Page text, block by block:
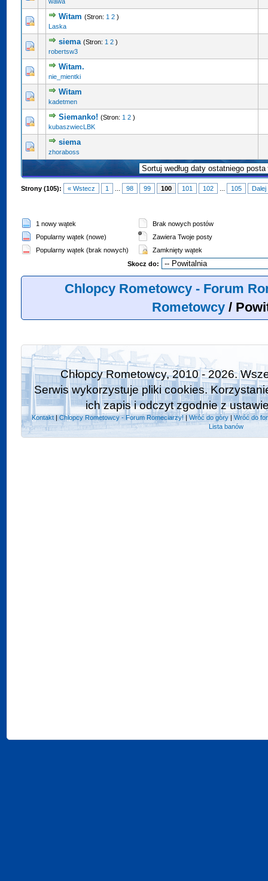
Witam (Stron: 1 2 )
Laska
siema (Stron: 1 2 )
robertsw3
Witam.
nie_mientki
Witam
kadetmen
Siemanko! (Stron: 1 2 )
kubaszwiecLBK
siema
zhoraboss
Strony (105): « Wstecz 1 98 99 100 101 102 105 Dalej
1 nowy wątek
Popularny wątek (nowe)
Popularny wątek (brak nowych)
Brak nowych postów
Zawiera Twoje posty
Zamknięty wątek
Skocz do:
Chlopcy Rometowcy - Forum
Rometowcy /
Chłopcy Rometowcy, 2010 - 2026.
Serwis wykorzystuje pliki cookies.
ich zapis i odczyt zgodnie z
Kontakt| Chlopcy Rometowcy - Forum Romeciarzy! |Wróć do góry| Wróć do
Lista banów